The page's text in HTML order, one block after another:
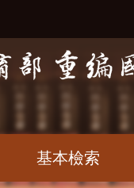
基本檢索